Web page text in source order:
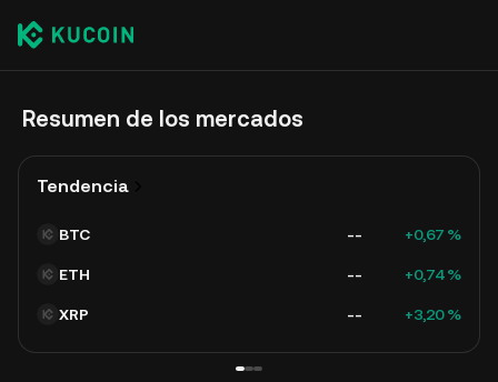
Resumen de los mercados
Tendencia
BTC -- +0,67 %
ETH -- +0,74 %
XRP -- +3,20 %